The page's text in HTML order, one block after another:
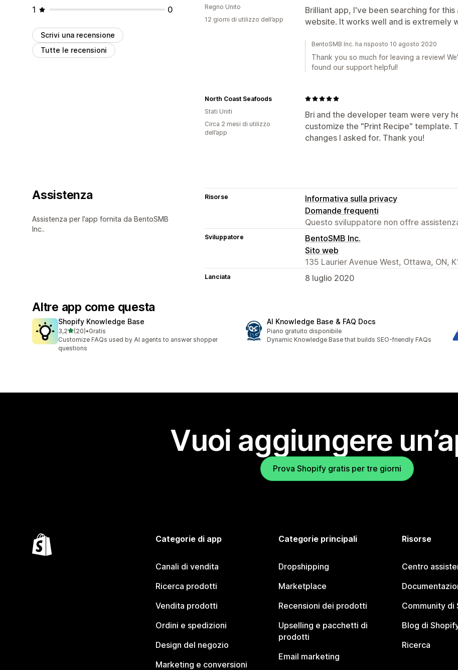
1
0
Scrivi una recensione
Tutte le recensioni
Brilliant app, I've been searching for
website. It works well and is extremely
Regno Unito
12 giorni di utilizzo dell’app
BentoSMB Inc. ha risposto 10 agosto 2020
Thank you so much for leaving a review!
found our support helpful!
Bri and the developer team were very
customize the "Print Recipe" template.
changes I asked for. Thank you!
North Coast Seafoods
Stati Uniti
Circa 2 mesi di utilizzo
dell’app
Assistenza
Assistenza per l’app fornita da BentoSMB
Inc..
Risorse
Informativa sulla privacy
Domande frequenti
Questo sviluppatore non offre
Sviluppatore
BentoSMB Inc.
Sito web
135 Laurier Avenue West, Ottawa, ON,
Lanciata 8 luglio 2020
Altre app come questa
Shopify Knowledge Base
3,2stelle su 5
(20)
20 recensioni totali
•Gratis
Customize FAQs used by AI agents to answer shopper
questions
AI Knowledge Base & FAQ Docs
Piano gratuito disponibile
Dynamic Knowledge Base that builds SEO-friendly FAQs
Vuoi aggiungere
Prova Shopify gratis per tre giorni
Categorie di app
Canali di vendita
Ricerca prodotti
Vendita prodotti
Ordini e spedizioni
Design del negozio
Marketing e conversioni
Categorie principali
Dropshipping
Marketplace
Recensioni dei prodotti
Upselling e pacchetti di
prodotti
Email marketing
Risorse
Centro
Community di
Blog di
Ricerca